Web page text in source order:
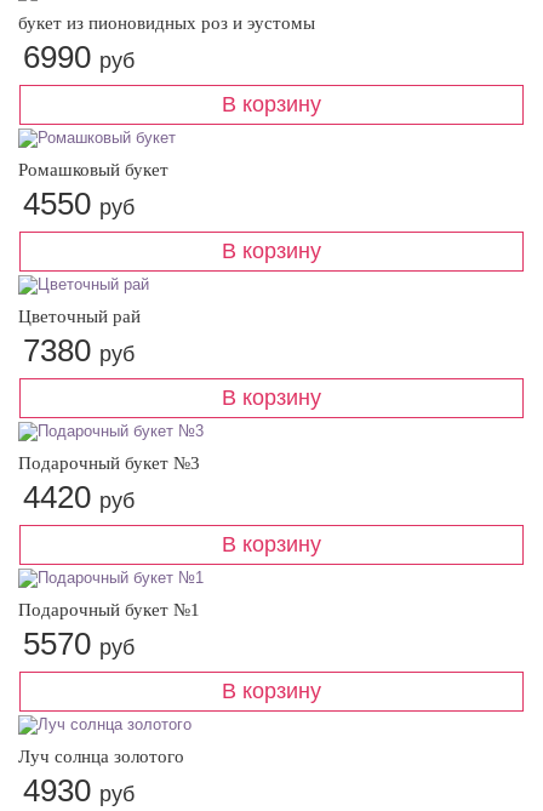
букет из пионовидных роз и эустомы
6990 руб
Ромашковый букет
4550 руб
Цветочный рай
7380 руб
Подарочный букет №3
4420 руб
Подарочный букет №1
5570 руб
Луч солнца золотого
4930 руб